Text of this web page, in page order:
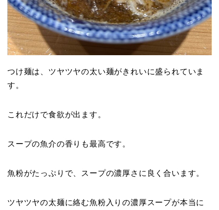
つけ麺は、ツヤツヤの太い麺がきれいに盛られていま
す。
これだけで食欲が出ます。
スープの魚介の香りも最高です。
魚粉がたっぷりで、スープの濃厚さに良く合います。
ツヤツヤの太麺に絡む魚粉入りの濃厚スープが本当に